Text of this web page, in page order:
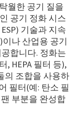
월한 공기 질을
공기 정화 시스
기술과 지속
나 산업용 공기
합니다. 정화는
, HEPA 필터 등),
의 조합을 사용하
필터(예: 탄소 필
부분을 완성합